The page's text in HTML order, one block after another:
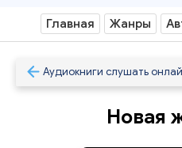
Главная Жанры
Аудиокниги слушать
Новая